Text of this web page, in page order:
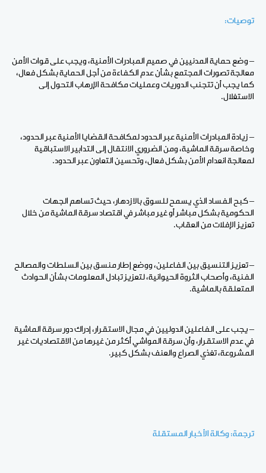
توصيات:
– وضع حماية المدنيين في صميم المبادرات الأمنية، ويجب على قوات الأمن
معالجة تصورات المجتمع بشأن عدم الكفاءة من أجل الحماية بشكل فعال،
كما يجب أن تتجنب الدوريات وعمليات مكافحة الإرهاب التحول إلى
الاستغلال.
– زيادة المبادرات الأمنية عبر الحدود لمكافحة القضايا الأمنية عبر الحدود،
وخاصة سرقة الماشية، ومن الضروري الانتقال إلى التدابير الاستباقية
لمعالجة انعدام الأمن بشكل فعال، وتحسين التعاون عبر الحدود.
– كبح الفساد الذي يسمح للسوق بالازدهار، حيث تساهم الجهات
الحكومية بشكل مباشر أو غير مباشر في اقتصاد سرقة الماشية من خلال
تعزيز الإفلات من العقاب.
– تعزيز التنسيق بين الفاعلين، ووضع إطار منسق بين السلطات والمصالح
الفنية، وأصحاب الثروة الحيوانية، لتعزيز تبادل المعلومات بشأن الحوادث
المتعلقة بالماشية.
– يجب على الفاعلين الدوليين في مجال الاستقرار، إدراك دور سرقة الماشية
في عدم الاستقرار، وأن سرقة المواشي أكثر من غيرها من الاقتصاديات غير
المشروعة، تغذي الصراع والعنف بشكل كبير.
ترجمة: وكالة الأخبار المستقلة